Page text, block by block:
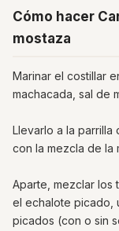
Cómo hacer
mostaza
Marinar el costillar
machacada, sal de
Llevarlo a la parrilla
con la mezcla de la
Aparte, mezclar los
el echalote picado,
picados (con o sin